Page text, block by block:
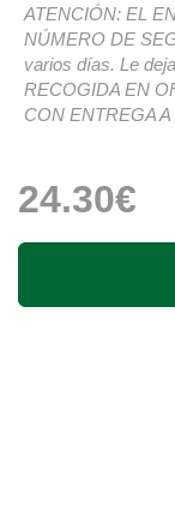
ATENCIÓN: EL
NÚMERO DE
varios días. Le
RECOGIDA EN
CON ENTREGA
24.30€